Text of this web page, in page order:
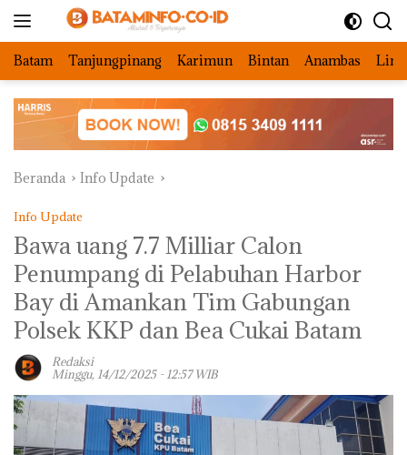
Batam Tanjungpinang Karimun Bintan Anambas
Beranda Info Update
Info Update
Bawa uang 7.7 Milliar Calon
Penumpang di Pelabuhan Harbor
Bay di Amankan Tim Gabungan
Polsek KKP dan Bea Cukai Batam
Redaksi
Minggu, 14/12/2025 - 12:57 WIB